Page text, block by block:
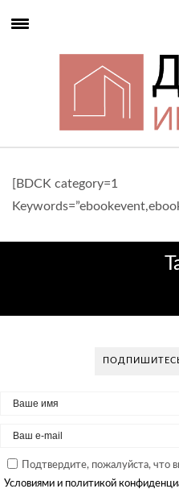
[BDCK category=1
Подтвердите, пожалуйста, что
Условиями и политикой